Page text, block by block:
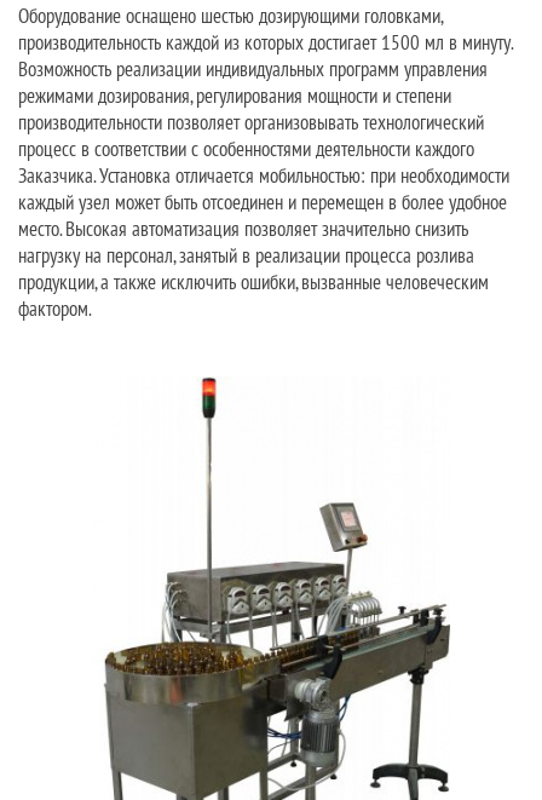
Оборудование оснащено шестью дозирующими головками,
производительность каждой из которых достигает 1500 мл в минуту.
Возможность реализации индивидуальных программ управления
режимами дозирования, регулирования мощности и степени
производительности позволяет организовывать технологический
процесс в соответствии с особенностями деятельности каждого
Заказчика. Установка отличается мобильностью: при необходимости
каждый узел может быть отсоединен и перемещен в более удобное
место. Высокая автоматизация позволяет значительно снизить
нагрузку на персонал, занятый в реализации процесса розлива
продукции, а также исключить ошибки, вызванные человеческим
фактором.